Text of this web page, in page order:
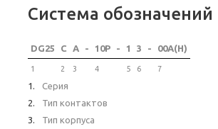
Система обозначений
DG25 C A - 10P - 1 3 - 00A(H)
1 2 3 4 5 6 7
Серия
Тип контактов
Тип корпуса